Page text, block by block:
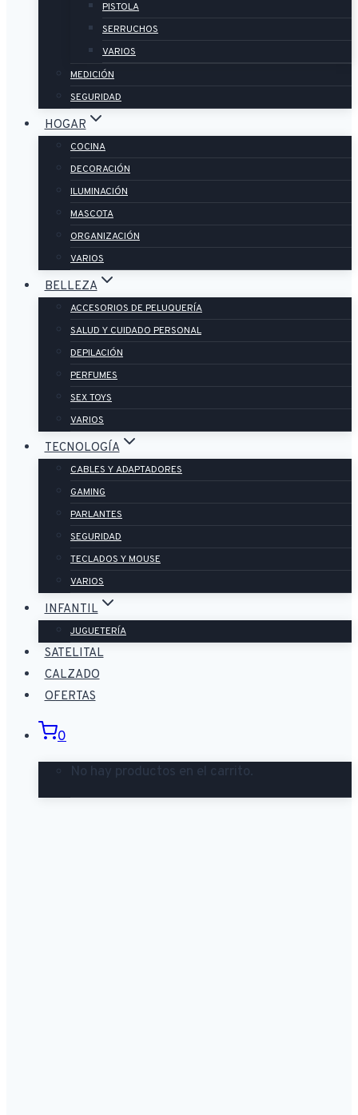
PISTOLA
SERRUCHOS
VARIOS
MEDICIÓN
SEGURIDAD
HOGAR
COCINA
DECORACIÓN
ILUMINACIÓN
MASCOTA
ORGANIZACIÓN
VARIOS
BELLEZA
ACCESORIOS DE PELUQUERÍA
SALUD Y CUIDADO PERSONAL
DEPILACIÓN
PERFUMES
SEX TOYS
VARIOS
TECNOLOGÍA
CABLES Y ADAPTADORES
GAMING
PARLANTES
SEGURIDAD
TECLADOS Y MOUSE
VARIOS
INFANTIL
JUGUETERÍA
SATELITAL
CALZADO
OFERTAS
0
No hay productos en el carrito.